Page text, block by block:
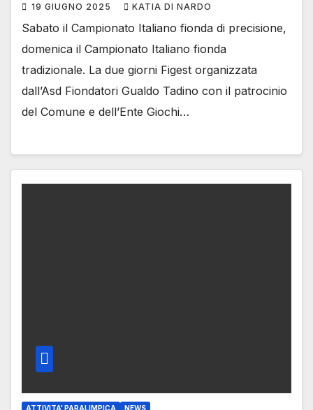
19 GIUGNO 2025 KATIA DI NARDO
Sabato il Campionato Italiano fionda di precisione,
domenica il Campionato Italiano fionda
tradizionale. La due giorni Figest organizzata
dall’Asd Fiondatori Gualdo Tadino con il patrocinio
del Comune e dell’Ente Giochi…
ATTIVITA' PARALIMPICA NEWS